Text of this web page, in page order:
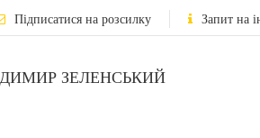
Підписатися на розсилку Запит на
ЗЕЛЕНСЬКИЙ